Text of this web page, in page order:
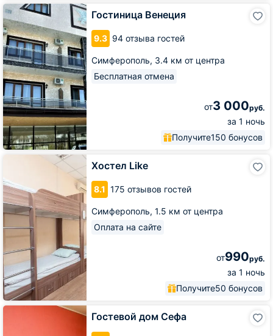
Гостиница Венеция
9.3 94 отзыва гостей
Симферополь, 3.4 км от центра
Бесплатная отмена
от3 000руб.
за 1 ночь
Получите150 бонусов
Гостиница
Венеция
Хостел Like
8.1 175 отзывов гостей
Симферополь, 1.5 км от центра
Оплата на сайте
от990руб.
за 1 ночь
Получите50 бонусов
Гостевой дом Сефа
Гостевой